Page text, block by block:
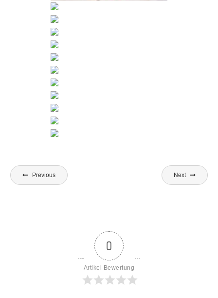
Beitragsnavigation
Previous Next
0
Artikel Bewertung